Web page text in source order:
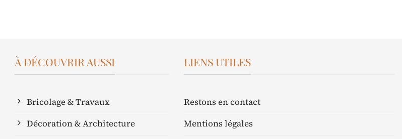
À DÉCOUVRIR AUSSI
Bricolage & Travaux
Décoration & Architecture
LIENS UTILES
Restons en contact
Mentions légales